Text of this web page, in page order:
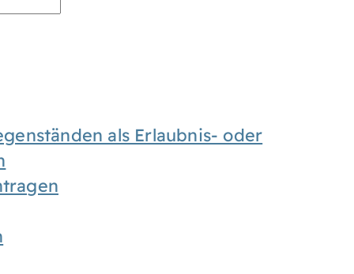
als Erlaubnis- oder